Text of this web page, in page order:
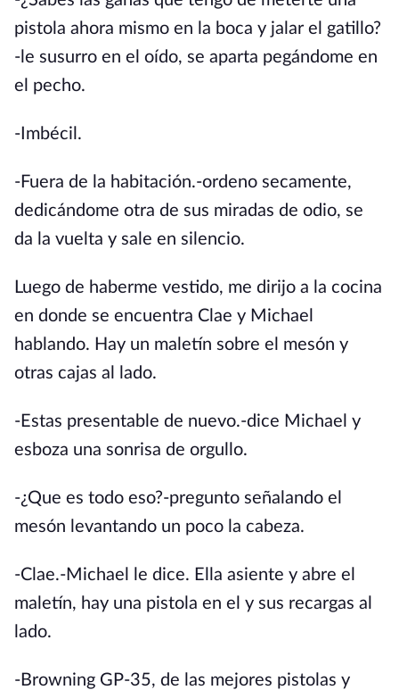
pistola ahora mismo en la boca y jalar el gatillo?
-le susurro en el oído, se aparta pegándome en
el pecho.
-Imbécil.
-Fuera de la habitación.-ordeno secamente,
dedicándome otra de sus miradas de odio, se
da la vuelta y sale en silencio.
Luego de haberme vestido, me dirijo a la cocina
en donde se encuentra Clae y Michael
hablando. Hay un maletín sobre el mesón y
otras cajas al lado.
-Estas presentable de nuevo.-dice Michael y
esboza una sonrisa de orgullo.
-¿Que es todo eso?-pregunto señalando el
mesón levantando un poco la cabeza.
-Clae.-Michael le dice. Ella asiente y abre el
maletín, hay una pistola en el y sus recargas al
lado.
-Browning GP-35, de las mejores pistolas y